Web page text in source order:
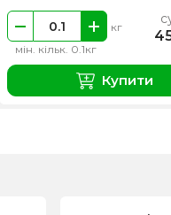
мін. кільк. 0.1кг
кг
Купити